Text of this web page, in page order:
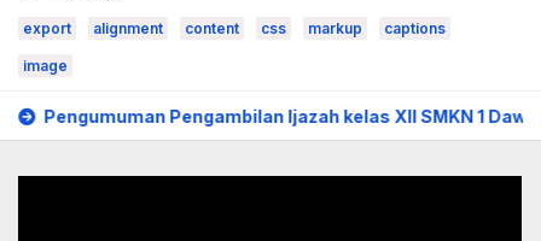
export alignment content css markup captions
image
Pengumuman Pengambilan Ijazah kelas XII SMKN 1 Dawuan